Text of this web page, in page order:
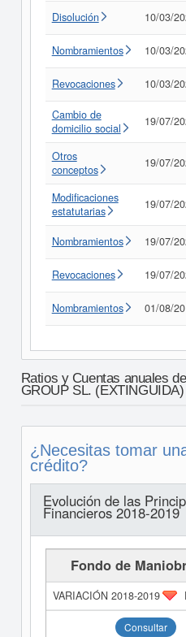
Disolución 10/03/
Nombramientos 10/03/
Revocaciones 10/03/
Cambio de
domicilio social
19/07/
Otros
conceptos
19/07/
Modificaciones
estatutarias
19/07/
Nombramientos 19/07/
Revocaciones 19/07/
Nombramientos 01/08/
Ratios y Cuentas anuales
GROUP SL. (EXTINGUIDA)
¿Necesitas tomar
crédito?
Evolución de las
Financieros 2018-2019
Fondo de
Consultar